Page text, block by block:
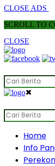
CLOSE ADS
SCROLL TO
CLOSE
✖
Home
Info